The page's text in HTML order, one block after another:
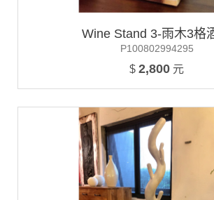
Wine Stand 3-雨木3格
P100802994295
$ 2,800 元